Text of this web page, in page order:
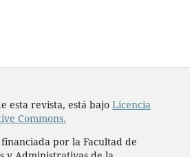
esta revista, está bajo Licencia
Commons.
por la Facultad de